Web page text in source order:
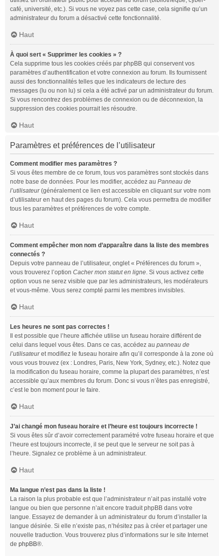
café, université, etc.). Si vous ne voyez pas cette case, cela signifie qu’un
administrateur du forum a désactivé cette fonctionnalité.
Haut
À quoi sert « Supprimer les cookies » ?
Cela supprime tous les cookies créés par phpBB qui conservent vos
paramètres d’authentification et votre connexion au forum. Ils fournissent
aussi des fonctionnalités telles que les indicateurs de lecture des
messages (lu ou non lu) si cela a été activé par un administrateur du forum.
Si vous rencontrez des problèmes de connexion ou de déconnexion, la
suppression des cookies pourrait les résoudre.
Haut
Paramètres et préférences de l’utilisateur
Comment modifier mes paramètres ?
Si vous êtes membre de ce forum, tous vos paramètres sont stockés dans
notre base de données. Pour les modifier, accédez au Panneau de
l’utilisateur(généralement ce lien est accessible en cliquant sur votre nom
d’utilisateur en haut des pages du forum). Cela vous permettra de modifier
tous les paramètres et préférences de votre compte.
Haut
Comment empêcher mon nom d’apparaître dans la liste des membres
connectés ?
Depuis votre panneau de l’utilisateur, onglet « Préférences du forum »,
vous trouverez l’option Cacher mon statut en ligne. Si vous activez cette
option vous ne serez visible que par les administrateurs, les modérateurs
et vous-même. Vous serez compté parmi les membres invisibles.
Haut
Les heures ne sont pas correctes !
Il est possible que l’heure affichée utilise un fuseau horaire différent de
celui dans lequel vous êtes. Dans ce cas, accédez au panneau de
l’utilisateuret modifiez le fuseau horaire afin qu’il corresponde à la zone où
vous vous trouvez (ex : Londres, Paris, New York, Sydney, etc.). Notez que
la modification du fuseau horaire, comme la plupart des paramètres, n’est
accessible qu’aux membres du forum. Donc si vous n’êtes pas enregistré,
c’est le bon moment pour le faire.
Haut
J’ai changé mon fuseau horaire et l’heure est toujours incorrecte !
Si vous êtes sûr d’avoir correctement paramétré votre fuseau horaire et que
l’heure est toujours incorrecte, il se peut que le serveur ne soit pas à
l’heure. Signalez ce problème à un administrateur.
Haut
Ma langue n’est pas dans la liste !
La raison la plus probable est que l’administrateur n’ait pas installé votre
langue ou bien que personne n’ait encore traduit phpBB dans votre
langue. Essayez de demander à un administrateur du forum d’installer la
langue désirée. Si elle n’existe pas, n’hésitez pas à créer et partager une
nouvelle traduction. Vous trouverez plus d’informations sur le site Internet
de phpBB®.